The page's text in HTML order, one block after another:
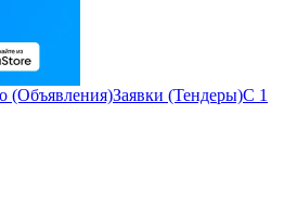
(Объявления)Заявки (Тендеры)С 1